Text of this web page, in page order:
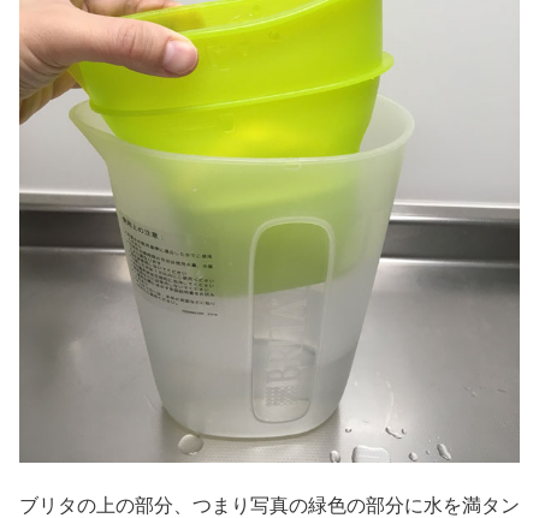
ブリタの上の部分、つまり写真の緑色の部分に水を満タン